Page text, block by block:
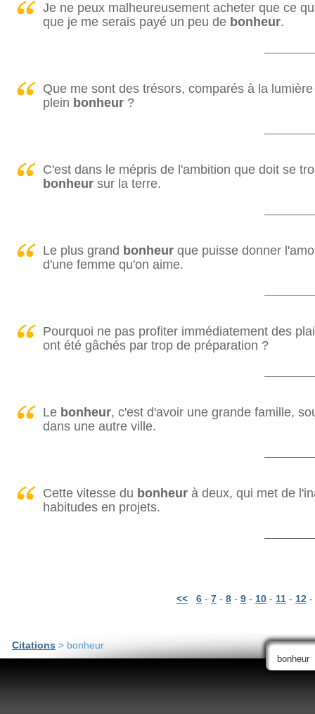
Je ne peux malheureusement acheter que ce
que je me serais payé un peu de bonheur.
Que me sont des trésors, comparés à la
plein bonheur?
C'est dans le mépris de l'ambition que doit se
bonheursur la terre.
Le plus grand bonheurque puisse donner
d'une femme qu'on aime.
Pourquoi ne pas profiter immédiatement des
ont été gâchés par trop de préparation ?
Le bonheur, c'est d'avoir une grande famille,
dans une autre ville.
Cette vitesse du bonheurà deux, qui met de
habitudes en projets.
<< 6 - 7 - 8 - 9 - 10 - 11 - 12 -
Citations > bonheur